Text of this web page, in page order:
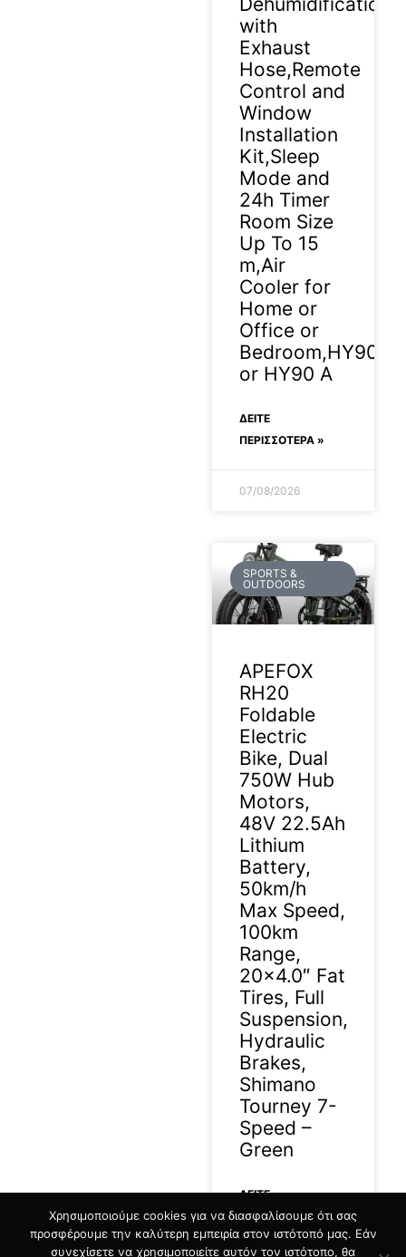
with
Exhaust
Hose,Remote
Control and
Window
Installation
Kit,Sleep
Mode and
24h Timer
Room Size
Up To 15
m,Air
Cooler for
Home or
Office or
Bedroom,HY90
or HY90 A
ΔΕΊΤΕ
ΠΕΡΙΣΣΟΤΕΡΑ »
07/08/2026
SPORTS &
OUTDOORS
APEFOX
RH20
Foldable
Electric
Bike, Dual
750W Hub
Motors,
48V 22.5Ah
Lithium
Battery,
50km/h
Max Speed,
100km
Range,
20×4.0″ Fat
Tires, Full
Suspension,
Hydraulic
Brakes,
Shimano
Tourney 7-
Speed –
Green
ΔΕΊΤΕ
ΠΕΡΙΣΣΟΤΕΡΑ »
Χρησιμοποιούμε cookies για να διασφαλίσουμε ότι σας
προσφέρουμε την καλύτερη εμπειρία στον ιστότοπό μας. Εάν
συνεχίσετε να χρησιμοποιείτε αυτόν τον ιστότοπο, θα